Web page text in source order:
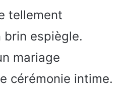
tellement
espiègle.
mariage
cérémonie intime.